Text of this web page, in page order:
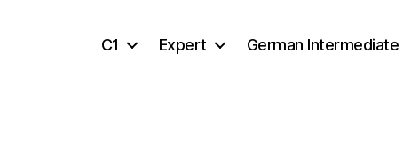
C1 Expert German Intermediate